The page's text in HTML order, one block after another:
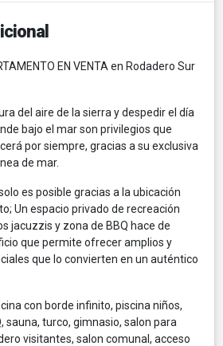
EN VENTA en Rodadero Sur
del aire de la sierra y despedir el día
bajo el mar son privilegios que
por siempre, gracias a su exclusiva
de mar.
es posible gracias a la ubicación
Un espacio privado de recreación
jacuzzis y zona de BBQ hace de
que permite ofrecer amplios y
que lo convierten en un auténtico
con borde infinito, piscina niños,
sauna, turco, gimnasio, salon para
visitantes, salon comunal, acceso